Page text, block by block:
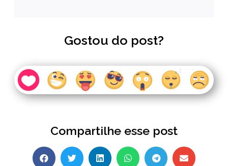
Gostou do post?
Compartilhe esse post